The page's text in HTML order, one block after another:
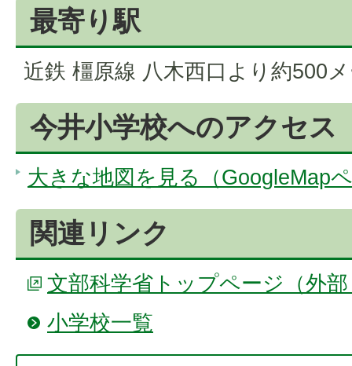
最寄り駅
近鉄 橿原線 八木西口より約500
今井小学校へのアクセス
大きな地図を見る（GoogleMap
関連リンク
文部科学省トップページ（外
小学校一覧